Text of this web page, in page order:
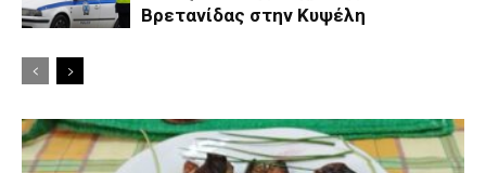
Βρετανίδας στην Κυψέλη